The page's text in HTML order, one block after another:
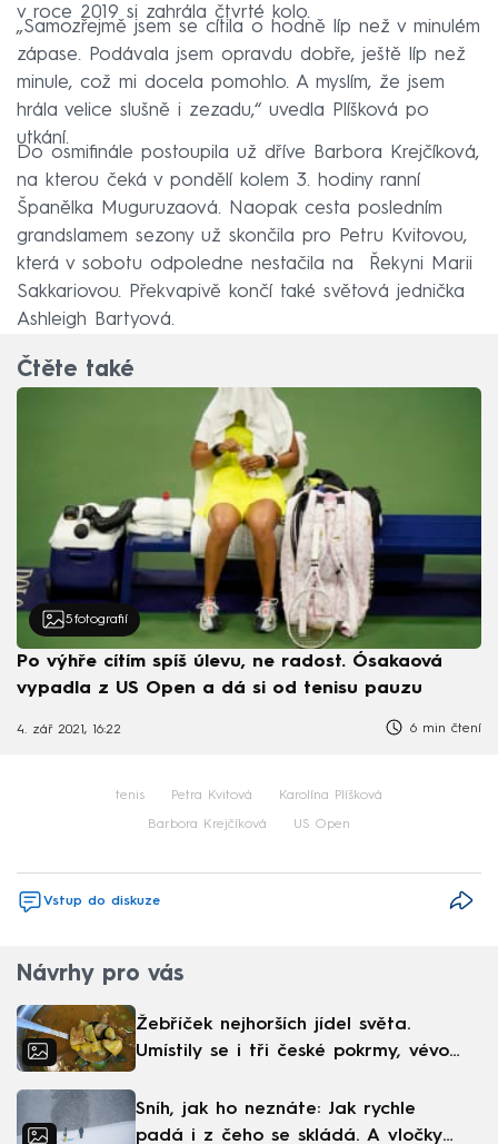
v roce 2019 si zahrála čtvrté kolo.
„Samozřejmě jsem se cítila o hodně líp než v minulém
zápase. Podávala jsem opravdu dobře, ještě líp než
minule, což mi docela pomohlo. A myslím, že jsem
hrála velice slušně i zezadu,“ uvedla Plíšková po
utkání.
Do osmifinále postoupila už dříve Barbora Krejčíková,
na kterou čeká v pondělí kolem 3. hodiny ranní
Španělka Muguruzaová. Naopak cesta posledním
grandslamem sezony už skončila pro Petru Kvitovou,
která v sobotu odpoledne nestačila na Řekyni Marii
Sakkariovou. Překvapivě končí také světová jednička
Ashleigh Bartyová.
Čtěte také
5 fotografií
Po výhře cítím spíš úlevu, ne radost. Ósakaová
vypadla z US Open a dá si od tenisu pauzu
4. zář 2021, 16:22 6 min čtení
tenis Petra Kvitová Karolína Plíšková
Barbora Krejčíková US Open
Vstup do diskuze
Návrhy pro vás
Žebříček nejhorších jídel světa.
Umístily se i tři české pokrmy, vévodí
Sníh, jak ho neznáte: Jak rychle
padá i z čeho se skládá. A vločky